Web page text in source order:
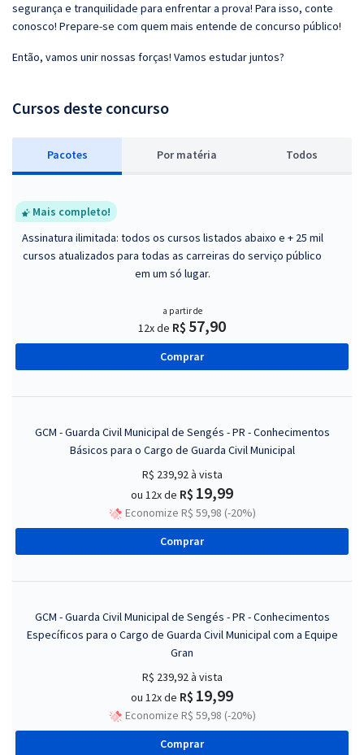
segurança e tranquilidade para enfrentar a prova! Para isso, conte
conosco! Prepare-se com quem mais entende de concurso público!
Então, vamos unir nossas forças! Vamos estudar juntos?
Cursos deste concurso
Pacotes Por matéria Todos
Mais completo!
Assinatura ilimitada: todos os cursos listados abaixo e + 25 mil
cursos atualizados para todas as carreiras do serviço público
em um só lugar.
a partir de
12x de R$ 57,90
Comprar
GCM - Guarda Civil Municipal de Sengés - PR - Conhecimentos
Básicos para o Cargo de Guarda Civil Municipal
R$ 239,92à vista
ou 12x de R$ 19,99
Economize R$ 59,98 (-20%)
Comprar
GCM - Guarda Civil Municipal de Sengés - PR - Conhecimentos
Específicos para o Cargo de Guarda Civil Municipal com a Equipe
Gran
R$ 239,92à vista
ou 12x de R$ 19,99
Economize R$ 59,98 (-20%)
Comprar